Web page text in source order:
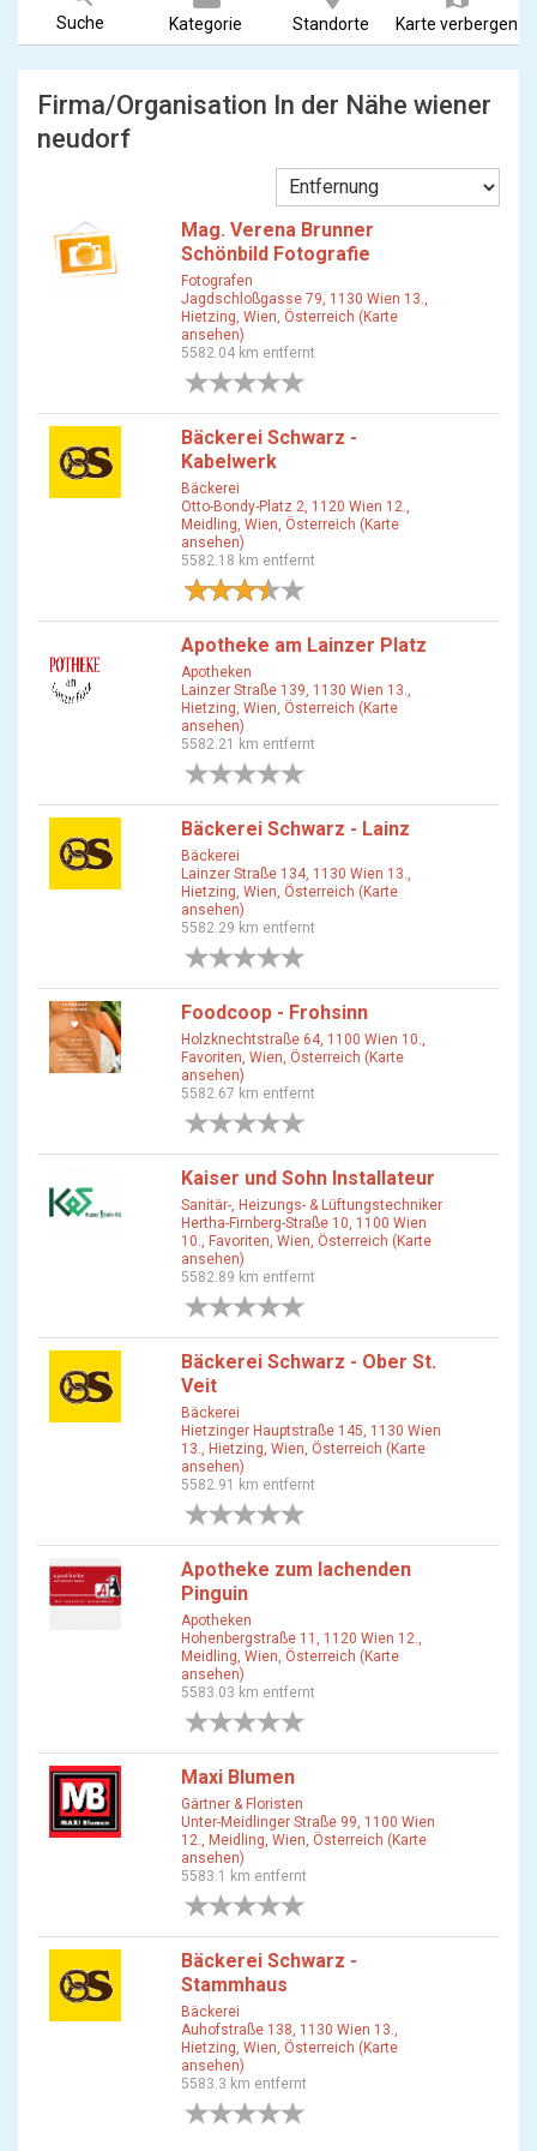
Suche Kategorie Standorte Karte verbergen
Firma/Organisation In der Nähe wiener
neudorf
Mag. Verena Brunner
Schönbild Fotografie
Fotografen
Jagdschloßgasse 79, 1130 Wien 13.,
Hietzing, Wien, Österreich (Karte
ansehen)
5582.04 km entfernt
Bäckerei Schwarz -
Kabelwerk
Bäckerei
Otto-Bondy-Platz 2, 1120 Wien 12.,
Meidling, Wien, Österreich (Karte
ansehen)
5582.18 km entfernt
Apotheke am Lainzer Platz
Apotheken
Lainzer Straße 139, 1130 Wien 13.,
Hietzing, Wien, Österreich (Karte
ansehen)
5582.21 km entfernt
Bäckerei Schwarz - Lainz
Bäckerei
Lainzer Straße 134, 1130 Wien 13.,
Hietzing, Wien, Österreich (Karte
ansehen)
5582.29 km entfernt
Foodcoop - Frohsinn
Holzknechtstraße 64, 1100 Wien 10.,
Favoriten, Wien, Österreich (Karte
ansehen)
5582.67 km entfernt
Kaiser und Sohn Installateur
Sanitär-, Heizungs- & Lüftungstechniker
Hertha-Firnberg-Straße 10, 1100 Wien
10., Favoriten, Wien, Österreich (Karte
ansehen)
5582.89 km entfernt
Bäckerei Schwarz - Ober St.
Veit
Bäckerei
Hietzinger Hauptstraße 145, 1130 Wien
13., Hietzing, Wien, Österreich (Karte
ansehen)
5582.91 km entfernt
Apotheke zum lachenden
Pinguin
Apotheken
Hohenbergstraße 11, 1120 Wien 12.,
Meidling, Wien, Österreich (Karte
ansehen)
5583.03 km entfernt
Maxi Blumen
Gärtner & Floristen
Unter-Meidlinger Straße 99, 1100 Wien
12., Meidling, Wien, Österreich (Karte
ansehen)
5583.1 km entfernt
Bäckerei Schwarz -
Stammhaus
Bäckerei
Auhofstraße 138, 1130 Wien 13.,
Hietzing, Wien, Österreich (Karte
ansehen)
5583.3 km entfernt